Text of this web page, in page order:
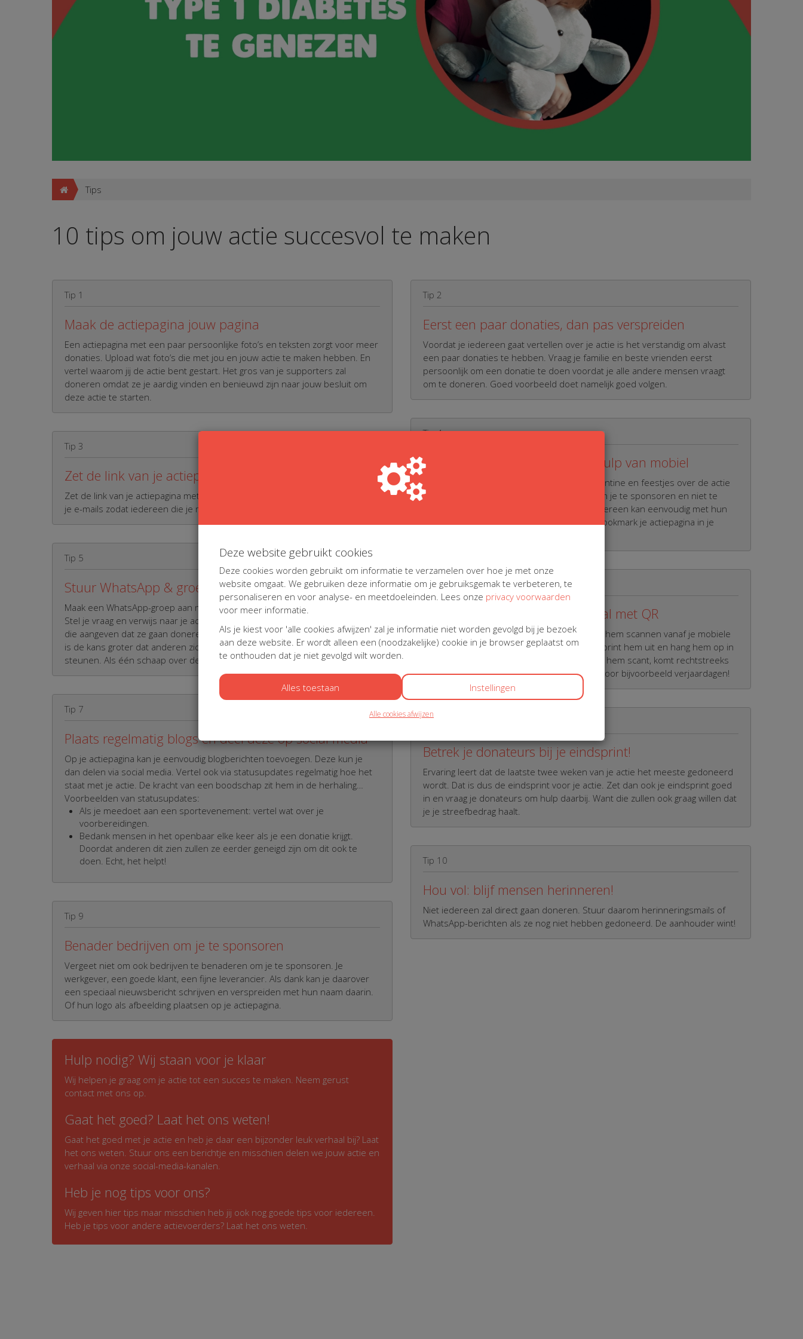
Tips
10 tips om jouw actie succesvol te maken
Tip 1
Maak de actiepagina jouw pagina
Een actiepagina met een paar persoonlijke foto’s en teksten zorgt voor meer
donaties. Upload wat foto’s die met jou en jouw actie te maken hebben. En
vertel waarom jij de actie bent gestart. Het gros van je supporters zal
doneren omdat ze je aardig vinden en benieuwd zijn naar jouw besluit om
deze actie te starten.
Tip 3
Zet de link van je actiepagina onder al je mails
Zet de link van je actiepagina met oproep onder je naam/handtekening in al
je e-mails zodat iedereen die je mailt de actie ziet.
Tip 5
Stuur WhatsApp & groepsberichten
Maak een WhatsApp-groep aan met veel van je contacten die elkaar kennen.
Stel je vraag en verwijs naar je actiepagina. Bedank in deze groep de mensen
die aangeven dat ze gaan doneren zodat alle groepsleden dat zien. Hierdoor
is de kans groter dat anderen zich ook betrokken voelen en je actie zullen
steunen. Als één schaap over de dam is...
Tip 7
Plaats regelmatig blogs en deel deze op social media
Op je actiepagina kan je eenvoudig blogberichten toevoegen. Deze kun je
dan delen via social media. Vertel ook via statusupdates regelmatig hoe het
staat met je actie. De kracht van een boodschap zit hem in de herhaling…
Voorbeelden van statusupdates:
Als je meedoet aan een sportevenement: vertel wat over je
voorbereidingen.
Bedank mensen in het openbaar elke keer als je een donatie krijgt.
Doordat anderen dit zien zullen ze eerder geneigd zijn om dit ook te
doen. Echt, het helpt!
Tip 9
Benader bedrijven om je te sponsoren
Vergeet niet om ook bedrijven te benaderen om je te sponsoren. Je
werkgever, een goede klant, een fijne leverancier. Als dank kan je daarover
een speciaal nieuwsbericht schrijven en verspreiden met hun naam daarin.
Of hun logo als afbeelding plaatsen op je actiepagina.
Hulp nodig? Wij staan voor je klaar
Wij helpen je graag om je actie tot een succes te maken. Neem gerust
contact met ons op.
Gaat het goed? Laat het ons weten!
Gaat het goed met je actie en heb je daar een bijzonder leuk verhaal bij? Laat
het ons weten. Stuur ons een berichtje en misschien delen we jouw actie en
verhaal via onze social-media-kanalen.
Heb je nog tips voor ons?
Wij geven hier tips maar misschien heb jij ook nog goede tips voor iedereen.
Heb je tips voor andere actievoerders? Laat het ons weten.
Tip 2
Eerst een paar donaties, dan pas verspreiden
Voordat je iedereen gaat vertellen over je actie is het verstandig om alvast
een paar donaties te hebben. Vraag je familie en beste vrienden eerst
persoonlijk om een donatie te doen voordat je alle andere mensen vraagt
om te doneren. Goed voorbeeld doet namelijk goed volgen.
Tip 4
Mondeling overtuigen en met hulp van mobiel
Vertel op je werk, school, vereniging, in de kantine en feestjes over de actie
die je bent gestart. En vraag ze dan direct om je te sponsoren en niet te
wachten tot ze thuis zijn. Boter bij de vis! Iedereen kan eenvoudig met hun
smartphone je actie bekijken en doneren. Bookmark je actiepagina in je
Tip 6
Promoot jouw actiepagina overal met QR
Jouw pagina heeft een unieke QR code. Laat hem scannen vanaf je mobiele
telefoon, zet ‘m in je e-mailhandtekening, of print hem uit en hang hem op in
de sportschool of lokale kroeg. Iedereen die hem scant, komt rechtstreeks
op jouw donatieformulier uit. Super handig voor bijvoorbeeld verjaardagen!
Tip 8
Betrek je donateurs bij je eindsprint!
Ervaring leert dat de laatste twee weken van je actie het meeste gedoneerd
wordt. Dat is dus de eindsprint voor je actie. Zet dan ook je eindsprint goed
in en vraag je donateurs om hulp daarbij. Want die zullen ook graag willen dat
je je streefbedrag haalt.
Tip 10
Hou vol: blijf mensen herinneren!
Niet iedereen zal direct gaan doneren. Stuur daarom herinneringsmails of
WhatsApp-berichten als ze nog niet hebben gedoneerd. De aanhouder wint!
Deze website gebruikt cookies
Deze cookies worden gebruikt om informatie te verzamelen over hoe je met onze
website omgaat. We gebruiken deze informatie om je gebruiksgemak te verbeteren, te
personaliseren en voor analyse- en meetdoeleinden. Lees onze privacy voorwaarden
voor meer informatie.
Als je kiest voor 'alle cookies afwijzen' zal je informatie niet worden gevolgd bij je bezoek
aan deze website. Er wordt alleen een (noodzakelijke) cookie in je browser geplaatst om
te onthouden dat je niet gevolgd wilt worden.
Alles toestaan Instellingen
Alle cookies afwijzen